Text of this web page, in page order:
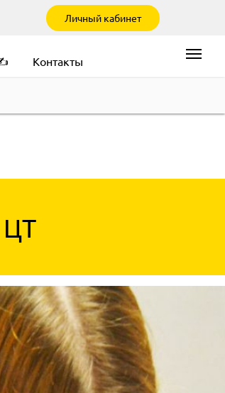
Личный кабинет
Контакты
ЦТ